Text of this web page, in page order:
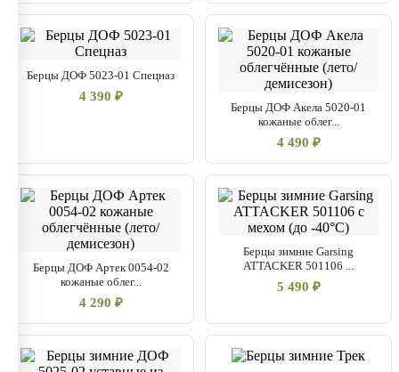
Берцы ДОФ 5023-01 Спецназ
4 390 ₽
Берцы ДОФ Акела 5020-01
кожаные облег...
4 490 ₽
Берцы ДОФ Артек 0054-02
кожаные облег...
4 290 ₽
Берцы зимние Garsing
ATTACKER 501106 ...
5 490 ₽